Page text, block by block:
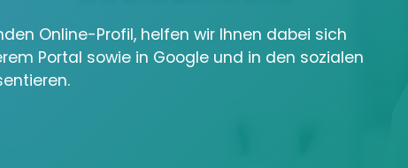
Online-Profil, helfen wir Ihnen dabei sich
Portal sowie in Google und in den sozialen